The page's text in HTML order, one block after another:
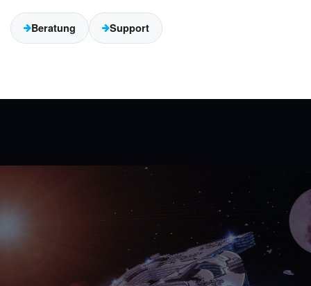
Beratung Support